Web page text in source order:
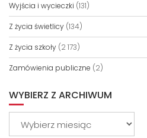
Wyjścia i wycieczki (131)
Z życia świetlicy (134)
Z życia szkoły (2 173)
Zamówienia publiczne (2)
WYBIERZ Z ARCHIWUM